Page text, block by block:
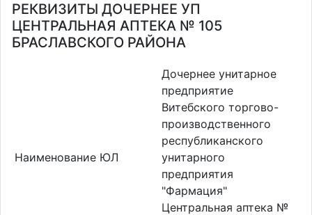
РЕКВИЗИТЫ ДОЧЕРНЕЕ УП
ЦЕНТРАЛЬНАЯ АПТЕКА № 105
БРАСЛАВСКОГО РАЙОНА
Наименование ЮЛ
Дочернее унитарное
предприятие
Витебского торгово-
производственного
республиканского
унитарного
предприятия
"Фармация"
Центральная аптека №